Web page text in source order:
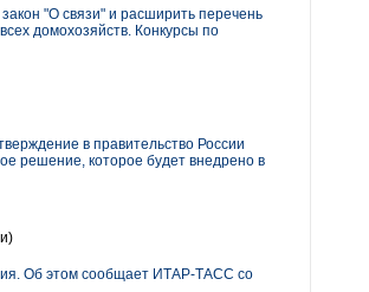
"О связи" и расширить перечень
домохозяйств. Конкурсы по
в правительство России
решение, которое будет внедрено в
Об этом сообщает ИТАР-ТАСС со